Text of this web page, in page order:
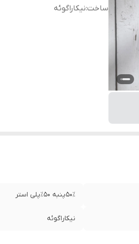
ساخت:نیکاراگوئه
۵۰٪پنبه ۵۰٪پلی استر
نیکاراگوئه